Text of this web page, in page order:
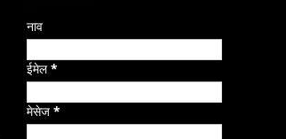
नाव
ईमेल*
मेसेज *